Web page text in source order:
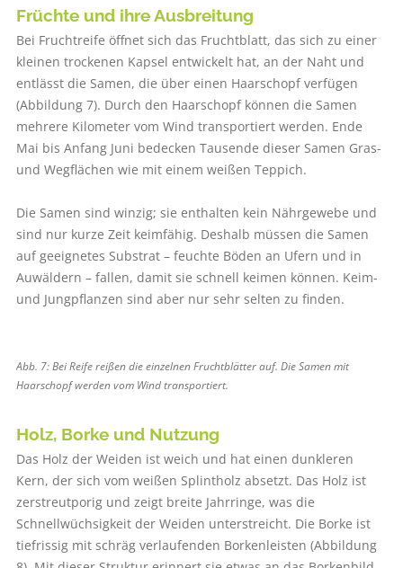
Früchte und ihre Ausbreitung
Bei Fruchtreife öffnet sich das Fruchtblatt, das sich zu einer
kleinen trockenen Kapsel entwickelt hat, an der Naht und
entlässt die Samen, die über einen Haarschopf verfügen
(Abbildung 7). Durch den Haarschopf können die Samen
mehrere Kilometer vom Wind transportiert werden. Ende
Mai bis Anfang Juni bedecken Tausende dieser Samen Gras-
und Wegflächen wie mit einem weißen Teppich.
Die Samen sind winzig; sie enthalten kein Nährgewebe und
sind nur kurze Zeit keimfähig. Deshalb müssen die Samen
auf geeignetes Substrat – feuchte Böden an Ufern und in
Auwäldern – fallen, damit sie schnell keimen können. Keim-
und Jungpflanzen sind aber nur sehr selten zu finden.
Abb. 7: Bei Reife reißen die einzelnen Fruchtblätter auf. Die Samen mit
Haarschopf ­werden vom Wind transportiert.
Holz, Borke und Nutzung
Das Holz der Weiden ist weich und hat einen dunkleren
Kern, der sich vom weißen Splintholz absetzt. Das Holz ist
zerstreutporig und zeigt breite Jahrringe, was die
Schnellwüchsigkeit der Weiden unterstreicht. Die Borke ist
tiefrissig mit schräg verlaufenden Borkenleisten (Abbildung